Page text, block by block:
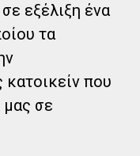
εξέλιξη ένα
τα
που
μας σε